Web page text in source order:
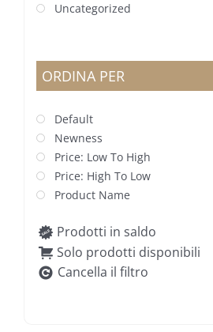
Uncategorized
ORDINA PER
Default
Newness
Price: Low To High
Price: High To Low
Product Name
Prodotti in saldo
Solo prodotti disponibili
Cancella il filtro